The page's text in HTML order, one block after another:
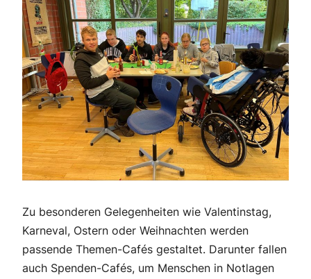
Zu besonderen Gelegenheiten wie Valentinstag,
Karneval, Ostern oder Weihnachten werden
passende Themen-Cafés gestaltet. Darunter fallen
auch Spenden-Cafés, um Menschen in Notlagen